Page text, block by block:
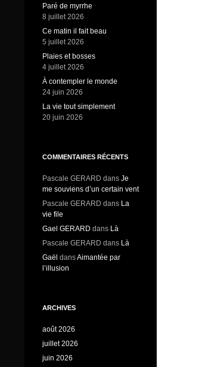
Paré de myrrhe
8 juillet 2026
Ce matin il fait beau
5 juillet 2026
Plaies et bosses
4 juillet 2026
À contempler le monde
24 juin 2026
La vie tout simplement
20 juin 2026
COMMENTAIRES RÉCENTS
Pascale GERARD dans Je
me souviens d’un certain vent
Pascale GERARD dans La
vie file
Gael GERARD dans Là
Pascale GERARD dans Là
Gaël dansAimantée par
l’illusion
ARCHIVES
août 2026
juillet 2026
juin 2026